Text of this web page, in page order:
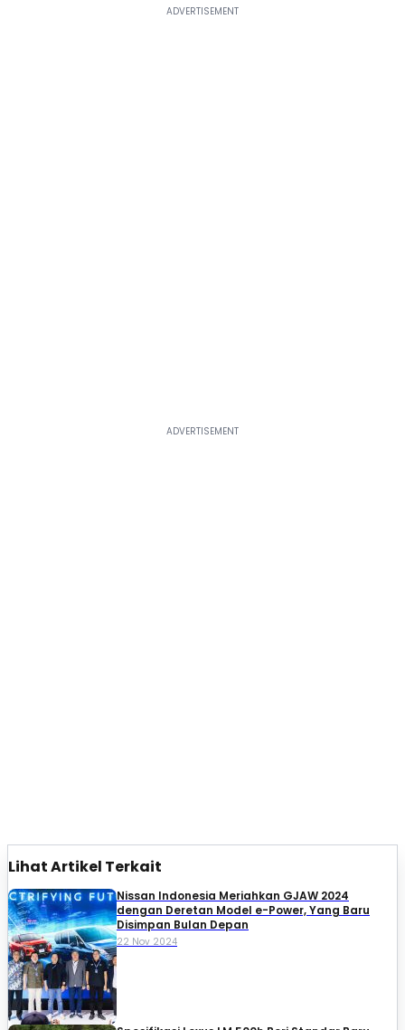
Lihat Artikel Terkait
Nissan Indonesia Meriahkan GJAW 2024
dengan Deretan Model e-Power, Yang Baru
Disimpan Bulan Depan
22 Nov 2024